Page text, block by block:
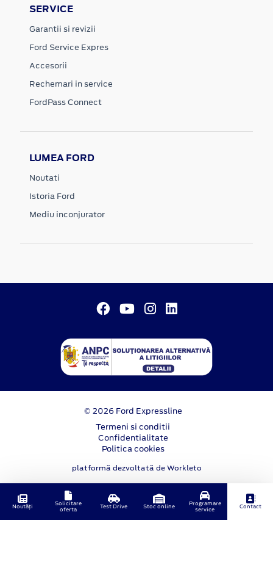
SERVICE
Garantii si revizii
Ford Service Expres
Accesorii
Rechemari in service
FordPass Connect
LUMEA FORD
Noutati
Istoria Ford
Mediu inconjurator
© 2026 Ford Expressline
Termeni si conditii
Confidentialitate
Politica cookies
platformă dezvoltată de Workleto
Noutăți
Solicitare
oferta
Test Drive Stoc online
Programare
service
Contact